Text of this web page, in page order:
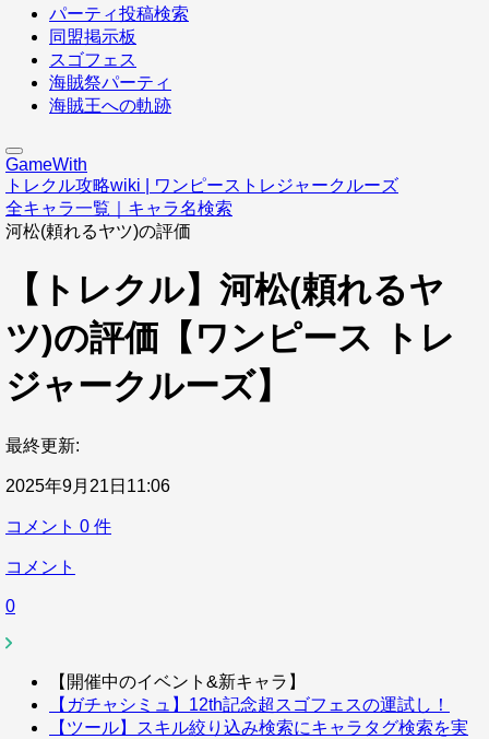
パーティ投稿検索
同盟掲示板
スゴフェス
海賊祭パーティ
海賊王への軌跡
GameWith
トレクル攻略wiki | ワンピーストレジャークルーズ
全キャラ一覧｜キャラ名検索
河松(頼れるヤツ)の評価
【トレクル】河松(頼れるヤ
ツ)の評価【ワンピース トレ
ジャークルーズ】
最終更新:
2025年9月21日11:06
コメント 0 件
コメント
0
【開催中のイベント&新キャラ】
【ガチャシミュ】12th記念超スゴフェスの運試し！
【ツール】スキル絞り込み検索にキャラタグ検索を実